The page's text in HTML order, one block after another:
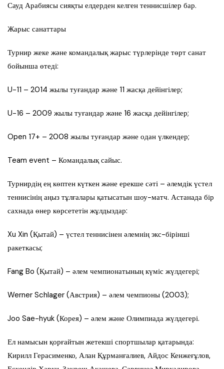
Сауд Арабиясы сияқты елдерден келген теннисшілер бар.
Жарыс санаттары
Турнир жеке және командалық жарыс түрлерінде төрт санат
бойынша өтеді:
U-11 – 2014 жылы туғандар және 11 жасқа дейінгілер;
U-16 – 2009 жылы туғандар және 16 жасқа дейінгілер;
Open 17+ – 2008 жылы туғандар және одан үлкендер;
Team event – Командалық сайыс.
Турнирдің ең көптен күткен және ерекше сәті – әлемдік үстел
теннисінің аңыз тұлғалары қатысатын шоу-матч. Астанада бір
сахнада өнер көрсететін жұлдыздар:
Xu Xin (Қытай) – үстел теннисінен әлемнің экс-бірінші
ракеткасы;
Fang Bo (Қытай) – әлем чемпионатының күміс жүлдегері;
Werner Schlager (Австрия) – әлем чемпионы (2003);
Joo Sae-hyuk (Корея) – әлем және Олимпиада жүлдегері.
Ел намысын қорғайтын жетекші спортшылар қатарында:
Кирилл Герасименко, Алан Құрманғалиев, Айдос Кенжеғұлов,